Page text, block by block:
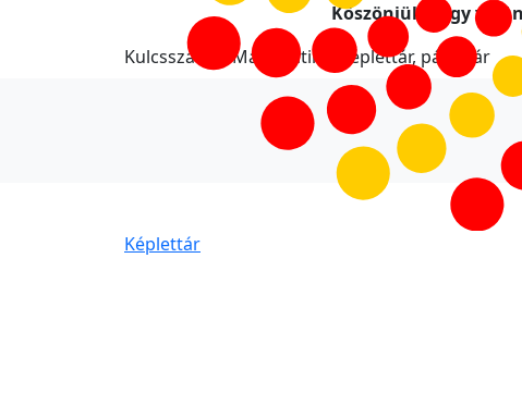
Képlettár
Köszönjük hogy
Kulcsszavak: Matematikai képlettár, páldatár